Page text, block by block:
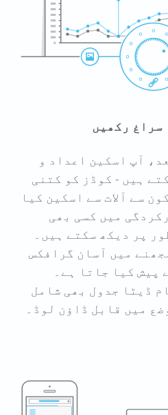
سراغ رکھیں
آپ اسکین اعداد و
ہیں - کوڈز کو کتنی
سے آلات سے اسکین کیا
میں کسی بھی
پر دیکھ سکتے ہیں۔
میں آسان گرافکس
پیش کیا جاتا ہے۔
ڈیٹا جدول بھی شامل